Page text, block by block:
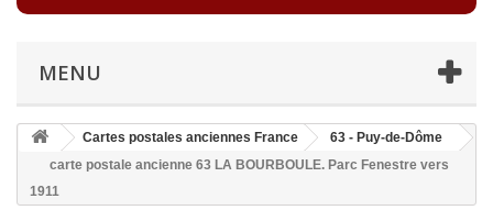
MENU
Cartes postales anciennes France
63 - Puy-de-Dôme
carte postale ancienne 63 LA BOURBOULE. Parc Fenestre vers
1911